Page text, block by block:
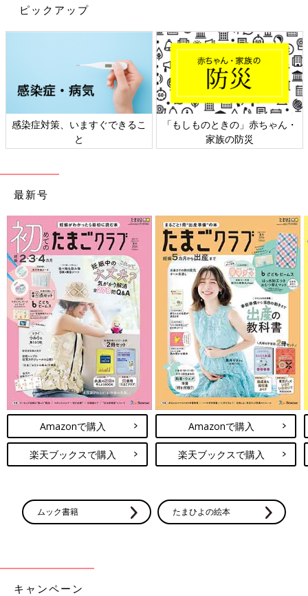
ピックアップ
ちゃん・
日本外来小児科学会リーフレッ
六星占術 細木かおり
最新号
Amazonで購入
楽天ブックスで購入
Amazonで購入
楽天ブックスで購入
ムック書籍 たまひよの絵本
キャンペーン